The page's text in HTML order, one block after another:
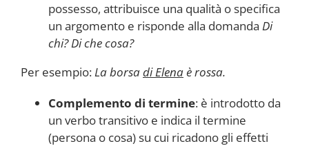
possesso, attribuisce una qualità o specifica
un argomento e risponde alla domanda Di
chi? Di che cosa?
Per esempio:La borsadi Elenaè rossa.
Complemento di termine: è introdotto da
un verbo transitivo e indica il termine
(persona o cosa) su cui ricadono gli effetti